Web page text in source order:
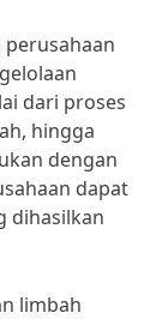
dari proses
hingga
dengan
dapat
dihasilkan
limbah